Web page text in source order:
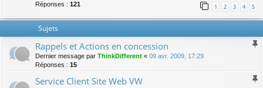
Réponses : 121 1 2 3 4 5
Sujets
Rappels et Actions en concession
Dernier message par ThinkDifferent « 09 avr. 2009, 17:29
Réponses : 15
Service Client Site Web VW